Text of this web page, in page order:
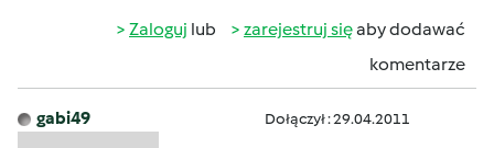
Zaloguj lub zarejestruj sięaby dodawać
komentarze
gabi49 Dołączył : 29.04.2011